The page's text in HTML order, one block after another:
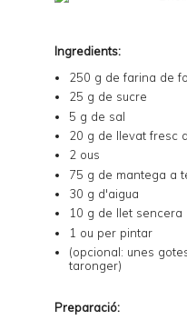
Ingredients:
250 g de farina de
25 g de sucre
5 g de sal
20 g de llevat fresc
2 ous
75 g de mantega a
30 g d'aigua
10 g de llet sencera
1 ou per pintar
(opcional: unes
taronger)
Preparació: